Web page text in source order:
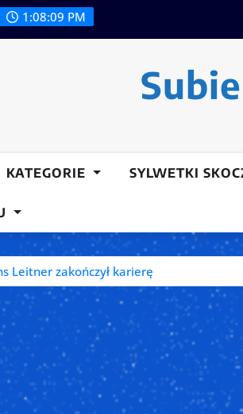
1:08:10 PM
KATEGORIE SYLWETKI
Leitner zakończył karierę